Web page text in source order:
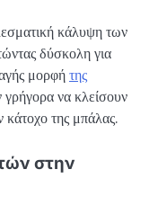
κάλυψη των
δύσκολη για
μορφήτης
γρήγορα να κλείσουν
της μπάλας.
στην